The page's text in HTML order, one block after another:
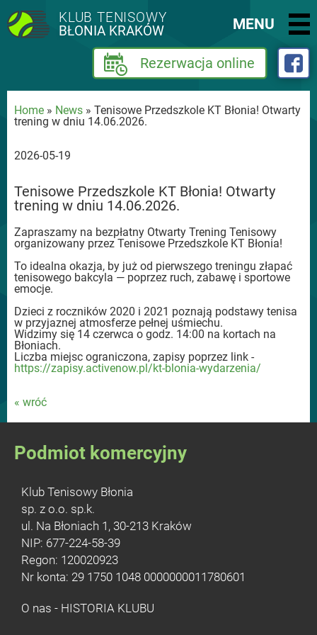
KLUB TENISOWY
BŁONIA KRAKÓW
MENU
Rezerwacja online
Home » News » Tenisowe Przedszkole KT Błonia! Otwarty
trening w dniu 14.06.2026.
2026-05-19
Tenisowe Przedszkole KT Błonia! Otwarty
trening w dniu 14.06.2026.
Zapraszamy na bezpłatny Otwarty Trening Tenisowy
organizowany przez Tenisowe Przedszkole KT Błonia!
To idealna okazja, by już od pierwszego treningu złapać
tenisowego bakcyla — poprzez ruch, zabawę i sportowe
emocje.
Dzieci z roczników 2020 i 2021 poznają podstawy tenisa
w przyjaznej atmosferze pełnej uśmiechu.
Widzimy się 14 czerwca o godz. 14:00 na kortach na
Błoniach.
Liczba miejsc ograniczona, zapisy poprzez link -
https://zapisy.activenow.pl/kt-blonia-wydarzenia/
« wróć
Podmiot komercyjny
Klub Tenisowy Błonia
sp. z o.o. sp.k.
ul. Na Błoniach 1, 30-213 Kraków
NIP: 677-224-58-39
Regon: 120020923
Nr konta: 29 1750 1048 0000000011780601
O nas - HISTORIA KLUBU